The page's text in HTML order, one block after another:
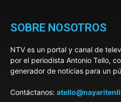
SOBRE NOSOTROS
NTV es un portal y canal de
por el periodista Antonio Tello,
generador de noticias para un
Contáctanos: